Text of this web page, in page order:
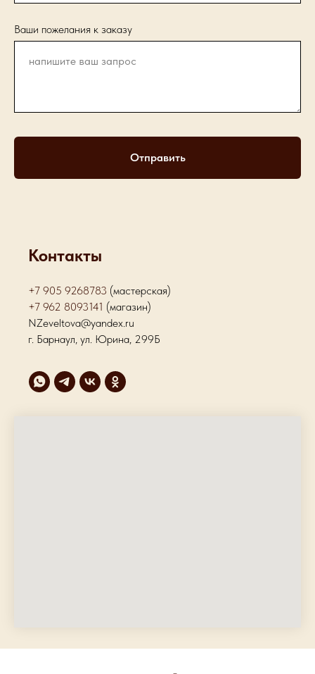
Ваши пожелания к заказу
Отправить
Контакты
+7 905 9268783 (мастерская)
+7 962 8093141 (магазин)
NZeveltova@yandex.ru
г. Барнаул, ул. Юрина, 299Б